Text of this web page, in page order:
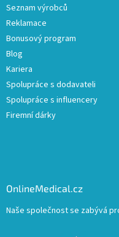
Seznam výrobců
Reklamace
Bonusový program
Blog
Kariera
Spolupráce s dodavateli
Spolupráce s influencery
Firemní dárky
OnlineMedical.cz
Naše společnost se zabývá